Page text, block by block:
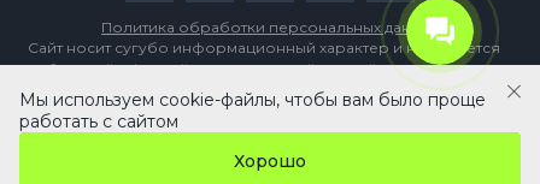
Сайт носит сугубо информационный характер и не является
публичной офертой, определяемой Статьей 437 (2) ГК РФ
Политика обработки персональных данных
В корзину
Мы используем cookie-файлы, чтобы вам было проще
работать с сайтом
Хорошо